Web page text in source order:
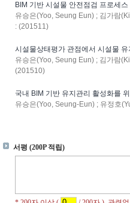
BIM 기반 시설물 안전점검 프로세스
유승은(Yoo, Seung Eun) ; 김가람
: (201511)
시설물상태평가 관점에서 시설물
유승은(Yoo, Seung Eun) ; 김가람
(201510)
국내 BIM 기반 유지관리 활성화를
유승은(Yoo, Seung-Eun) ; 유정호